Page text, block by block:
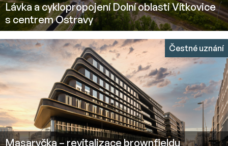
Lávka a cyklopropojení Dolní oblasti Vítkovice
s centrem Ostravy
Masaryčka – revitalizace brownfieldu
Čestné uznání